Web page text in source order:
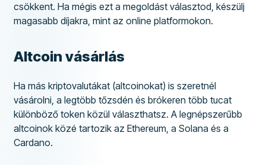
csökkent. Ha mégis ezt a megoldást választod, készülj
magasabb díjakra, mint az online platformokon.
Altcoin vásárlás
Ha más kriptovalutákat (altcoinokat) is szeretnél
vásárolni, a legtöbb tőzsdén és brókeren több tucat
különböző token közül választhatsz. A legnépszerűbb
altcoinok közé tartozik az Ethereum, a Solana és a
Cardano.